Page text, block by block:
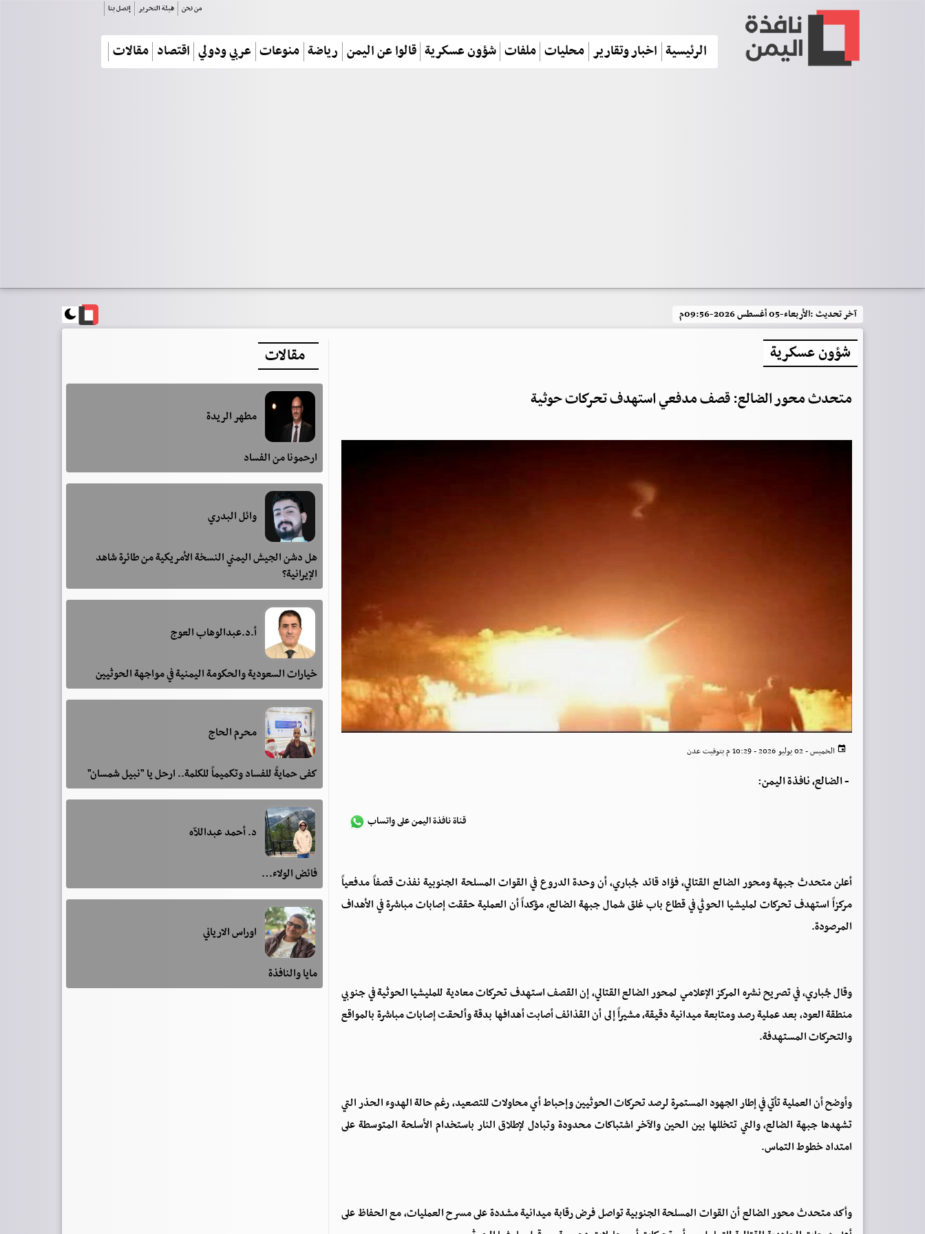
من نحن هيئة التحرير إتصل بنا
الرئيسية اخبار وتقارير محليات ملفات شؤون عسكرية قالوا عن اليمن رياضة منوعات عربي ودولي اقتصاد مقالات
آخر تحديث :الأربعاء-05 أغسطس 2026-09:56م
شؤون عسكرية
متحدث محور الضالع: قصف مدفعي استهدف تحركات حوثية
الخميس - 02 يوليو 2026 - 10:29 م بتوقيت عدن
-الضالع، نافذة اليمن:
قناة نافذة اليمن على واتساب
أعلن متحدث جبهة ومحور الضالع القتالي، فؤاد قائد جُباري، أن وحدة الدروع في القوات المسلحة الجنوبية نفذت قصفاً مدفعياً
مركزاً استهدف تحركات لمليشيا الحوثي في قطاع باب غلق شمال جبهة الضالع، مؤكداً أن العملية حققت إصابات مباشرة في الأهداف
المرصودة.
وقال جُباري، في تصريح نشره المركز الإعلامي لمحور الضالع القتالي، إن القصف استهدف تحركات معادية للمليشيا الحوثية في جنوبي
منطقة العود، بعد عملية رصد ومتابعة ميدانية دقيقة، مشيراً إلى أن القذائف أصابت أهدافها بدقة وألحقت إصابات مباشرة بالمواقع
والتحركات المستهدفة.
وأوضح أن العملية تأتي في إطار الجهود المستمرة لرصد تحركات الحوثيين وإحباط أي محاولات للتصعيد، رغم حالة الهدوء الحذر التي
تشهدها جبهة الضالع، والتي تتخللها بين الحين والآخر اشتباكات محدودة وتبادل لإطلاق النار باستخدام الأسلحة المتوسطة على
امتداد خطوط التماس.
وأكد متحدث محور الضالع أن القوات المسلحة الجنوبية تواصل فرض رقابة ميدانية مشددة على مسرح العمليات، مع الحفاظ على
مقالات
مطهر الريدة
ارحمونا من الفساد
وائل البدري
هل دشن الجيش اليمني النسخة الأمريكية من طائرة شاهد
الإيرانية؟
أ.د.عبدالوهاب العوج
خيارات السعودية والحكومة اليمنية في مواجهة الحوثيين
محرم الحاج
كفى حمايةً للفساد وتكميماً للكلمة.. ارحل يا "نبيل شمسان"
د. أحمد عبداللآه
فائض الولاء…
اوراس الارياني
مايا والنافذة